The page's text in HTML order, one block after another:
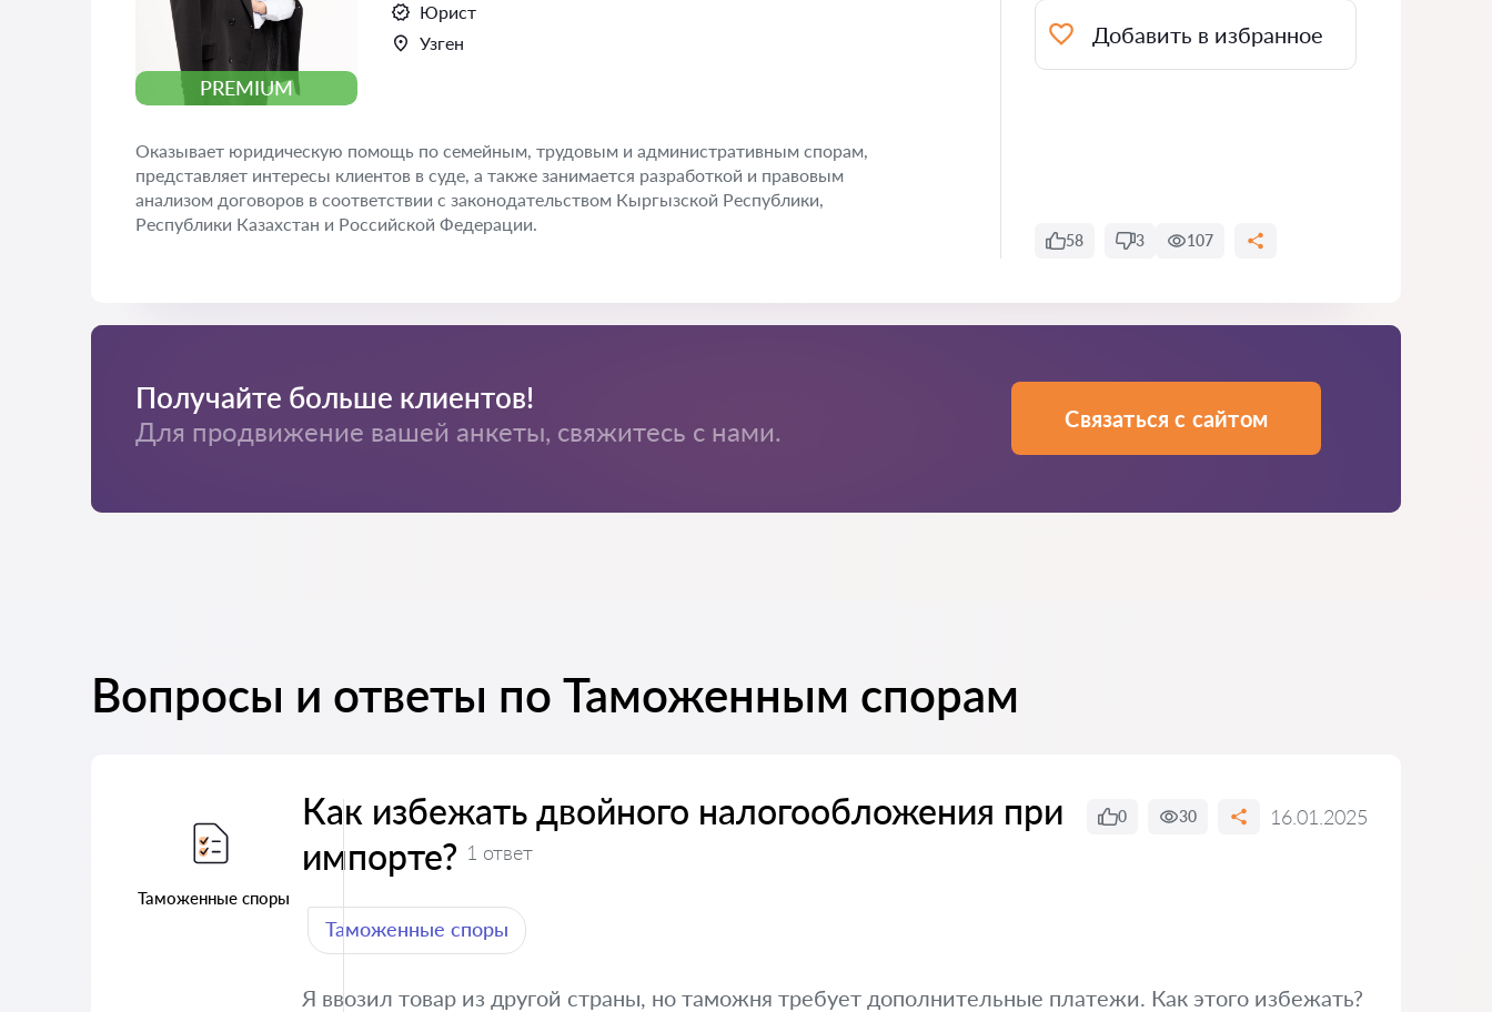
PREMIUM
Юрист
Узген
Оказывает юридическую помощь по семейным, трудовым и административным спорам,
представляет интересы клиентов в суде, а также занимается разработкой и правовым
анализом договоров в соответствии с законодательством Кыргызской Республики,
Республики Казахстан и Российской Федерации.
Добавить в избранное
58 3 107
Получайте больше клиентов!
Для продвижение вашей анкеты, свяжитесь с нами. Связаться с сайтом
Вопросы и ответы по Таможенным спорам
Таможенные споры
Как избежать двойного налогообложения при
импорте? 1 ответ
0 30 16.01.2025
Таможенные споры
Я ввозил товар из другой страны, но таможня требует дополнительные платежи. Как этого избежать?